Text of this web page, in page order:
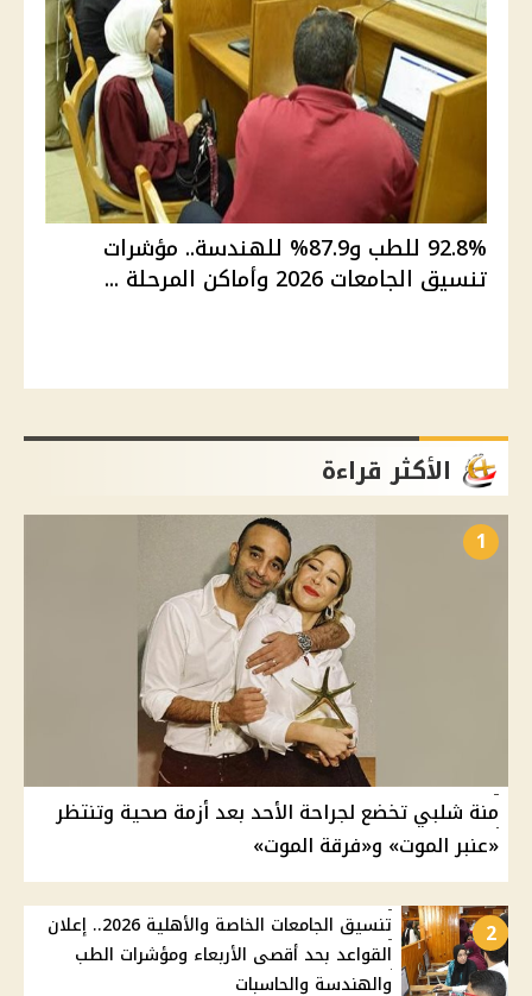
92.8% للطب و87.9% للهندسة.. مؤشرات
تنسيق الجامعات 2026 وأماكن المرحلة ...
الأكثر قراءة
1
منة شلبي تخضع لجراحة الأحد بعد أزمة صحية وتنتظر
«عنبر الموت» و«فرقة الموت»
2
تنسيق الجامعات الخاصة والأهلية 2026.. إعلان
القواعد بحد أقصى الأربعاء ومؤشرات الطب
والهندسة والحاسبات